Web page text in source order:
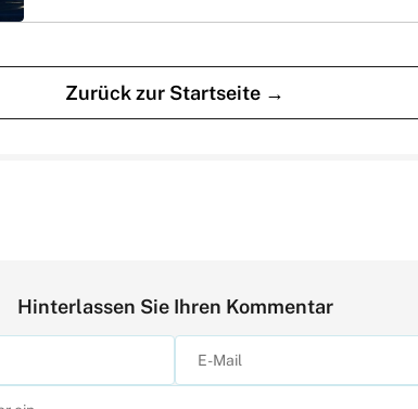
Zurück zur Startseite →
Hinterlassen Sie Ihren Kommentar